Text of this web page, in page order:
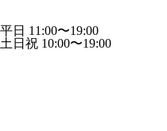
平日 11:00〜19:00
土日祝 10:00〜19:00